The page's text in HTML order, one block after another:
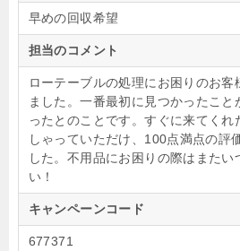
早めの回収希望
担当のコメント
ローテーブルの処理にお困りのお客
ました。一番最初に見つかったこと
ったとのことです。すぐに来てくれ
しゃっていただけ、100点満点の評
した。不用品にお困りの際はまたい
い！
キャンペーンコード
677371